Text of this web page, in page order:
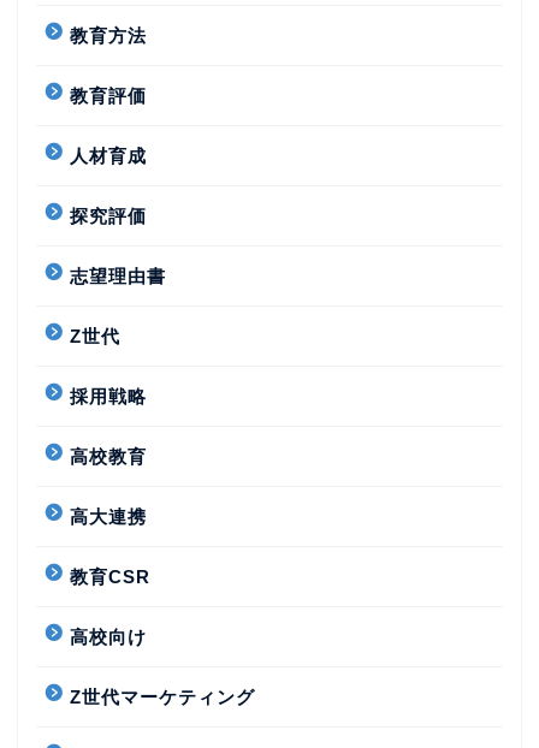
教育方法
教育評価
人材育成
探究評価
志望理由書
Z世代
採用戦略
高校教育
高大連携
教育CSR
高校向け
Z世代マーケティング